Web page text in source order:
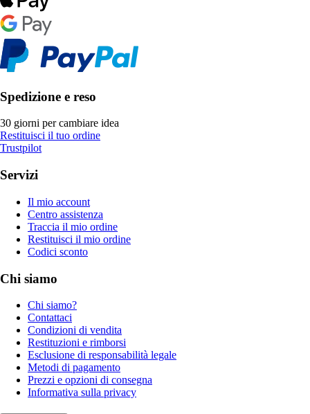
Spedizione e reso
30 giorni per cambiare idea
Restituisci il tuo ordine
Trustpilot
Servizi
Il mio account
Centro assistenza
Traccia il mio ordine
Restituisci il mio ordine
Codici sconto
Chi siamo
Chi siamo?
Contattaci
Condizioni di vendita
Restituzioni e rimborsi
Esclusione di responsabilità legale
Metodi di pagamento
Prezzi e opzioni di consegna
Informativa sulla privacy